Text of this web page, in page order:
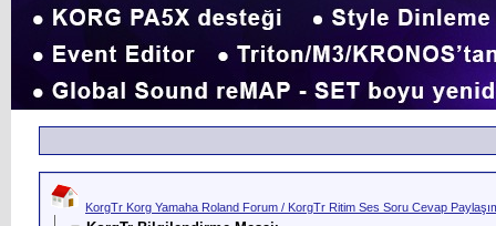
KorgTr Korg Yamaha Roland Forum / KorgTr Ritim Ses Soru Cevap